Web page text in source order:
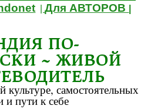
|Для АВТОРОВ
ПО-
~ ЖИВОЙ
самостоятельных
и пути к себе